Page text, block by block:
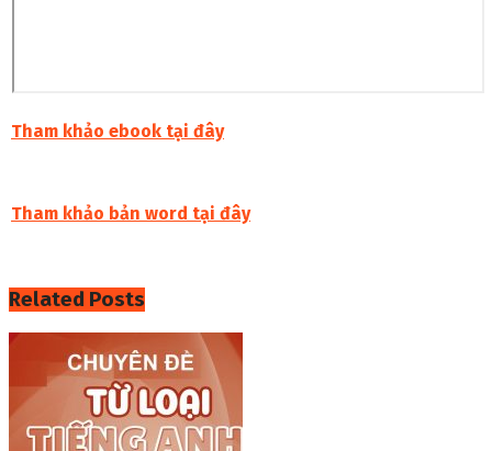
Tham khảo ebook tại đây
Tham khảo bản word tại đây
Related Posts